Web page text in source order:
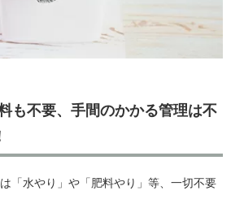
も不要、手間のかかる管理は不
「水やり」や「肥料やり」等、一切不要